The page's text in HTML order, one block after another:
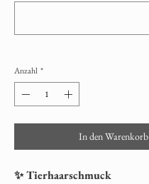
Anzahl *
In den Warenkorb
✨ Tierhaarschmuck